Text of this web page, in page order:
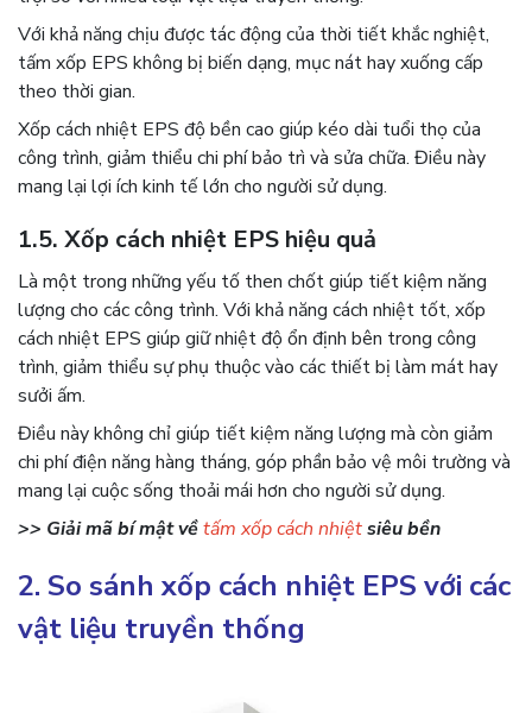
Với khả năng chịu được tác động của thời tiết khắc nghiệt,
tấm xốp EPS không bị biến dạng, mục nát hay xuống cấp
theo thời gian.
Xốp cách nhiệt EPS độ bền cao giúp kéo dài tuổi thọ của
công trình, giảm thiểu chi phí bảo trì và sửa chữa. Điều này
mang lại lợi ích kinh tế lớn cho người sử dụng.
1.5. Xốp cách nhiệt EPS hiệu quả
Là một trong những yếu tố then chốt giúp tiết kiệm năng
lượng cho các công trình. Với khả năng cách nhiệt tốt, xốp
cách nhiệt EPS giúp giữ nhiệt độ ổn định bên trong công
trình, giảm thiểu sự phụ thuộc vào các thiết bị làm mát hay
sưởi ấm.
Điều này không chỉ giúp tiết kiệm năng lượng mà còn giảm
chi phí điện năng hàng tháng, góp phần bảo vệ môi trường và
mang lại cuộc sống thoải mái hơn cho người sử dụng.
>> Giải mã bí mật vềtấm xốp cách nhiệtsiêu bền
2. So sánh xốp cách nhiệt EPS với các
vật liệu truyền thống